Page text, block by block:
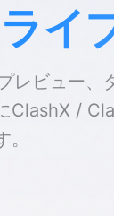
イ
レビュー、
ClashX /